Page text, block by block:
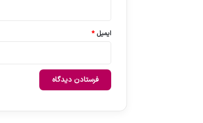
ایمیل*